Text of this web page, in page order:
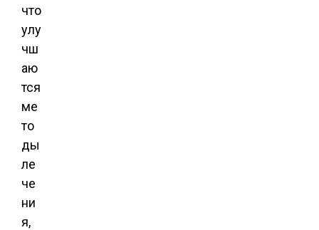
что
улу
чш
аю
тся
ме
то
ды
ле
че
ни
я,